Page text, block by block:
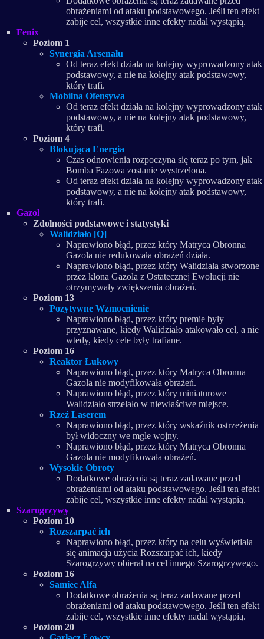
obrażeniami od ataku podstawowego. Jeśli ten efekt
zabije cel, wszystkie inne efekty nadal wystąpią.
Fenix
Poziom 1
Synergia Arsenału
Od teraz efekt działa na kolejny wyprowadzony atak
podstawowy, a nie na kolejny atak podstawowy,
który trafi.
Mobilna Ofensywa
Od teraz efekt działa na kolejny wyprowadzony atak
podstawowy, a nie na kolejny atak podstawowy,
który trafi.
Poziom 4
Blokująca Energia
Czas odnowienia rozpoczyna się teraz po tym, jak
Bomba Fazowa zostanie wystrzelona.
Od teraz efekt działa na kolejny wyprowadzony atak
podstawowy, a nie na kolejny atak podstawowy,
który trafi.
Gazol
Zdolności podstawowe i statystyki
Walidziało [Q]
Naprawiono błąd, przez który Matryca Obronna
Gazola nie redukowała obrażeń działa.
Naprawiono błąd, przez który Walidziała stworzone
przez klona Gazola z Ostatecznej Ewolucji nie
otrzymywały zwiększenia obrażeń.
Poziom 13
Pozytywne Wzmocnienie
Naprawiono błąd, przez który premie były
przyznawane, kiedy Walidziało atakowało cel, a nie
wtedy, kiedy cele były trafiane.
Poziom 16
Reaktor Łukowy
Naprawiono błąd, przez który Matryca Obronna
Gazola nie modyfikowała obrażeń.
Naprawiono błąd, przez który miniaturowe
Walidziało strzelało w niewłaściwe miejsce.
Rzeź Laserem
Naprawiono błąd, przez który wskaźnik ostrzeżenia
był widoczny we mgle wojny.
Naprawiono błąd, przez który Matryca Obronna
Gazola nie modyfikowała obrażeń.
Wysokie Obroty
Dodatkowe obrażenia są teraz zadawane przed
obrażeniami od ataku podstawowego. Jeśli ten efekt
zabije cel, wszystkie inne efekty nadal wystąpią.
Szarogrzywy
Poziom 10
Rozszarpać ich
Naprawiono błąd, przez który na celu wyświetlała
się animacja użycia Rozszarpać ich, kiedy
Szarogrzywy obierał na cel innego Szarogrzywego.
Poziom 16
Samiec Alfa
Dodatkowe obrażenia są teraz zadawane przed
obrażeniami od ataku podstawowego. Jeśli ten efekt
zabije cel, wszystkie inne efekty nadal wystąpią.
Poziom 20